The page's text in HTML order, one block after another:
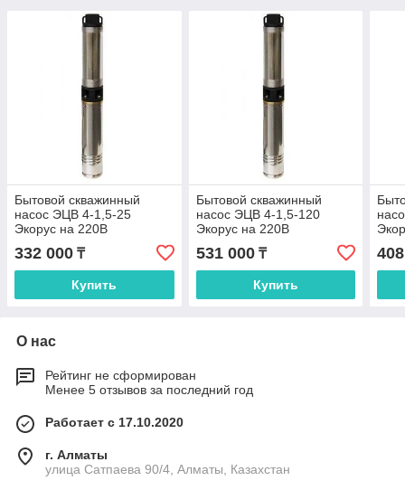
Бытовой скважинный
насос ЭЦВ 4-1,5-25
Экорус на 220В
332 000 ₸
Купить
Бытовой скважинный
насос ЭЦВ 4-1,5-120
Экорус на 220В
531 000₸
Купить
О нас
Рейтинг не сформирован
Менее 5 отзывов за последний год
Работает с 17.10.2020
г. Алматы
улица Сатпаева 90/4, Алматы, Казахстан